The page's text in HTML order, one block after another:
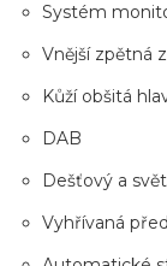
Systém
Vnější zpětná
Kůží obšitá
DAB
Dešťový a
Vyhřívaná